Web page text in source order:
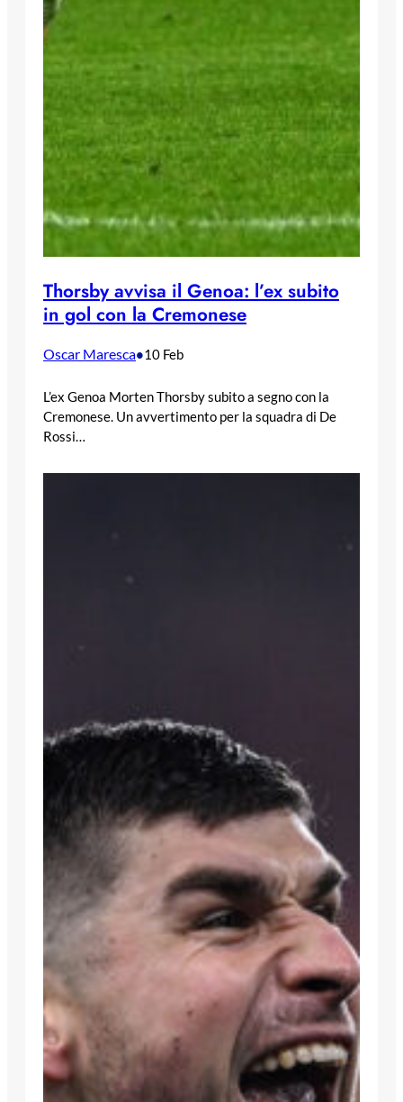
Thorsby avvisa il Genoa: l’ex subito
in gol con la Cremonese
Oscar Maresca•10 Feb
L’ex Genoa Morten Thorsby subito a segno con la
Cremonese. Un avvertimento per la squadra di De
Rossi…